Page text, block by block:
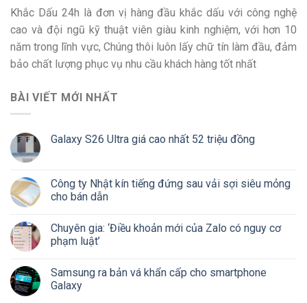
Khắc Dấu 24h là đơn vị hàng đầu khắc dấu với công nghệ
cao và đội ngũ kỹ thuật viên giàu kinh nghiệm, với hơn 10
năm trong lĩnh vực, Chúng thôi luôn lấy chữ tín làm đầu, đảm
bảo chất lượng phục vụ nhu cầu khách hàng tốt nhất
BÀI VIẾT MỚI NHẤT
Galaxy S26 Ultra giá cao nhất 52 triệu đồng
Công ty Nhật kín tiếng đứng sau vải sợi siêu mỏng
cho bán dẫn
Chuyên gia: ‘Điều khoản mới của Zalo có nguy cơ
phạm luật’
Samsung ra bản vá khẩn cấp cho smartphone
Galaxy